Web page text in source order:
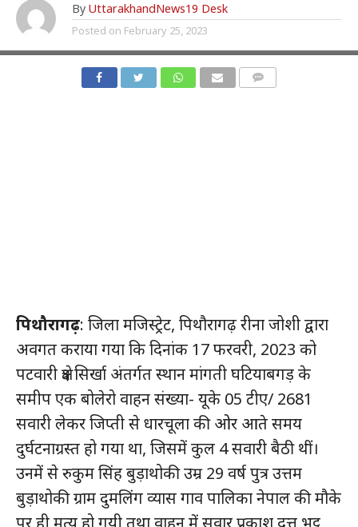
By UttarakhandNews19 Desk
Posted on February 25, 2023
पिथौरागढ़: जिला मजिस्ट्रेट, पिथौरागढ़ रीना जोशी द्वारा
अवगत कराया गया कि दिनांक 17 फरवरी, 2023 को
पटवारी क्षेत्र सिर्खा अंतर्गत स्थान मांगती घटियाबगड़ के
समीप एक बोलेरो वाहन संख्या- यूके 05 टीए/ 2681
सवारी लेकर जिप्ती से धारचूला की ओर आते समय
दुर्घटनाग्रस्त हो गया था, जिसमें कुल 4 सवारी बैठी थीं।
उनमें से रुकुम सिंह बुड़ाथोकी उम्र 29 वर्ष पुत्र उत्तम
बुड़ाथोकी ग्राम दुमलिंग व्यास गाव पालिका नेपाल की मौके
पर ही मृत्यु हो गयी तथा वाहन में सवार प्रकाश दत्त भट्ट